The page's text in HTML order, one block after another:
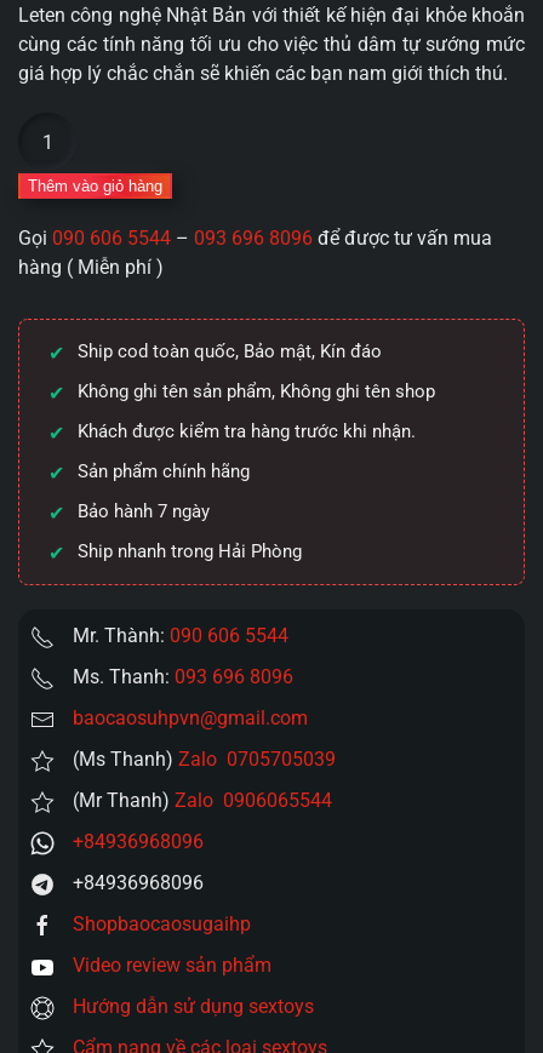
Leten công nghệ Nhật Bản với thiết kế hiện đại khỏe khoắn
cùng các tính năng tối ưu cho việc thủ dâm tự sướng mức
giá hợp lý chắc chắn sẽ khiến các bạn nam giới thích thú.
dâm
Thunder
Piston
9
thế
hệ
IV
thụt
giật
và
phát
nhiệt.
số
Thêm vào giỏ hàng
Gọi 090 606 5544 – 093 696 8096 để được tư vấn mua
hàng ( Miễn phí )
Ship cod toàn quốc, Bảo mật, Kín đáo
Không ghi tên sản phẩm, Không ghi tên shop
Khách được kiểm tra hàng trước khi nhận.
Sản phẩm chính hãng
Bảo hành 7 ngày
Ship nhanh trong Hải Phòng
Mr. Thành: 090 606 5544
Ms. Thanh: 093 696 8096
baocaosuhpvn@gmail.com
(Ms Thanh) Zalo 0705705039
(Mr Thanh) Zalo 0906065544
+84936968096
+84936968096
Shopbaocaosugaihp
Video review sản phẩm
Hướng dẫn sử dụng sextoys
Cẩm nang về các loại sextoys